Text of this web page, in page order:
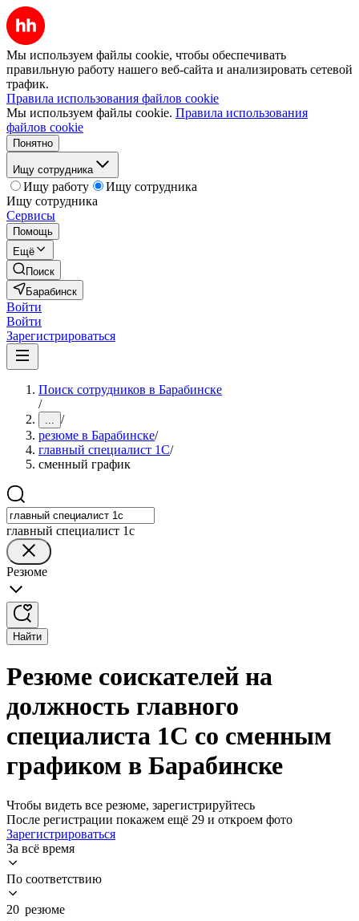
Мы используем файлы cookie, чтобы обеспечивать
правильную работу нашего веб-сайта и анализировать сетевой
трафик.
Правила использования файлов cookie
Мы используем файлы cookie. Правила использования
файлов cookie
Понятно
Ищу сотрудника
Ищу работу
Ищу сотрудника
Ищу сотрудника
Сервисы
Помощь
Ещё
Поиск
Барабинск
Войти
Войти
Зарегистрироваться
Поиск сотрудников в Барабинске
/
... /
резюме в Барабинске/
главный специалист 1С/
сменный график
главный специалист 1с
Резюме
Найти
Резюме соискателей на
должность главного
специалиста 1С со сменным
графиком в Барабинске
Чтобы видеть все резюме, зарегистрируйтесь
После регистрации покажем ещё 29 и откроем фото
Зарегистрироваться
За всё время
По соответствию
20 резюме